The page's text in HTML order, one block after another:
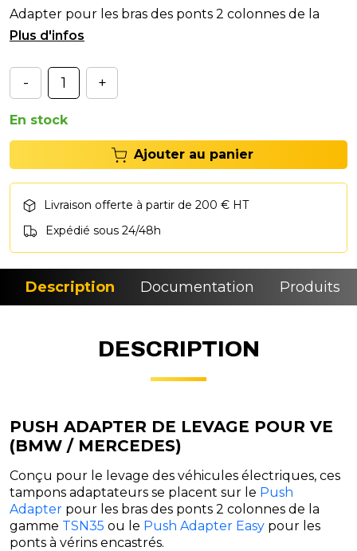
Adapter pour les bras des ponts 2 colonnes de la
gamme
- +
En stock
Ajouter au panier
Livraison offerte à partir de 200 € HT
Expédié sous 24/48h
Description Documentation Produits
DESCRIPTION
PUSH ADAPTER DE LEVAGE POUR VE
(BMW / MERCEDES)
Conçu pour le levage des véhicules électriques, ces
tampons adaptateurs se placent sur le Push
Adapter pour les bras des ponts 2 colonnes de la
gamme TSN35 ou le Push Adapter Easy pour les
ponts à vérins encastrés.